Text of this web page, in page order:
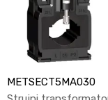
METSECT5MA030